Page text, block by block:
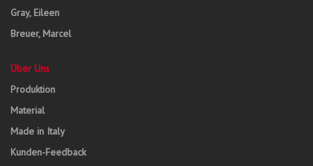
Gray, Eileen
Breuer, Marcel
Über Uns
Produktion
Material
Made in Italy
Kunden-Feedback